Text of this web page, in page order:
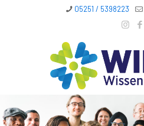
05251 / 5398223